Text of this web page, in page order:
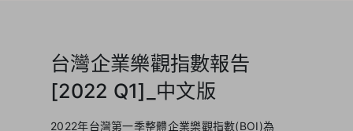
台灣企業樂觀指數報告
[2022 Q1]_中文版
2022年台灣第一季整體企業樂觀指數(BOI)為